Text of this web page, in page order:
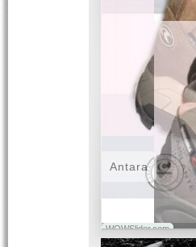
WOWSlider.com
Antara